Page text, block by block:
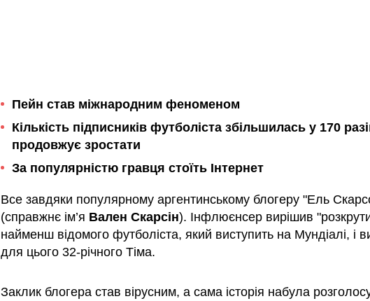
Пейн став міжнародним феноменом
Кількість підписників футболіста збільшилась у 170
продовжує зростати
За популярністю гравця стоїть Інтернет
Все завдяки популярному аргентинському блогеру "Ель
(справжнє ім’я Вален Скарсін). Інфлюєнсер вирішив
найменш відомого футболіста, який виступить на Мундіалі, і
для цього 32-річного Тіма.
Заклик блогера став вірусним, а сама історія набула